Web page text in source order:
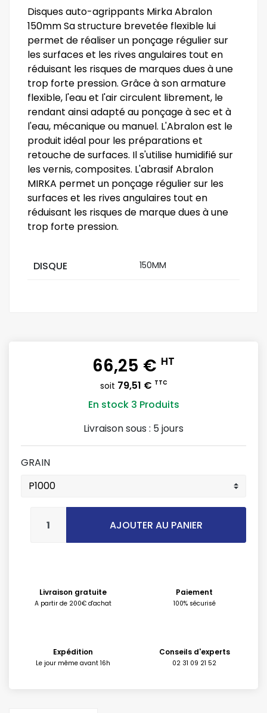
Disques auto-agrippants Mirka Abralon
150mm Sa structure brevetée flexible lui
permet de réaliser un ponçage régulier sur
les surfaces et les rives angulaires tout en
réduisant les risques de marques dues à une
trop forte pression. Grâce à son armature
flexible, l'eau et l'air circulent librement, le
rendant ainsi adapté au ponçage à sec et à
l'eau, mécanique ou manuel. L'Abralon est le
produit idéal pour les préparations et
retouche de surfaces. Il s'utilise humidifié sur
les vernis, composites. L'abrasif Abralon
MIRKA permet un ponçage régulier sur les
surfaces et les rives angulaires tout en
réduisant les risques de marque dues à une
trop forte pression.
DISQUE 150MM
66,25 € HT
soit 79,51 € TTC
En stock 3 Produits
Livraison sous : 5 jours
GRAIN
AJOUTER AU PANIER
Livraison gratuite
A partir de 200€ d'achat
Paiement
100% sécurisé
Expédition
Le jour même avant 16h
Conseils d'experts
02 31 09 21 52